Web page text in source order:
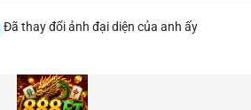
Đã thay đổi ảnh đại diện của anh ấy